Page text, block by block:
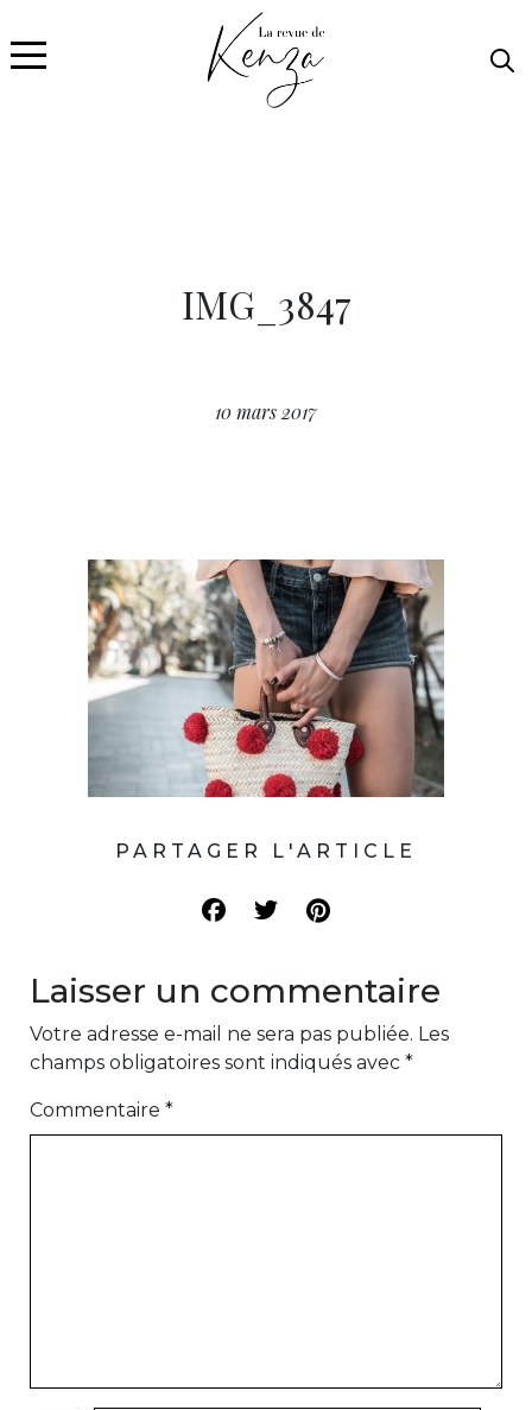
IMG_3847
10 mars 2017
PARTAGER L'ARTICLE
Laisser un commentaire
Votre adresse e-mail ne sera pas publiée. Les
champs obligatoires sont indiqués avec *
Commentaire *